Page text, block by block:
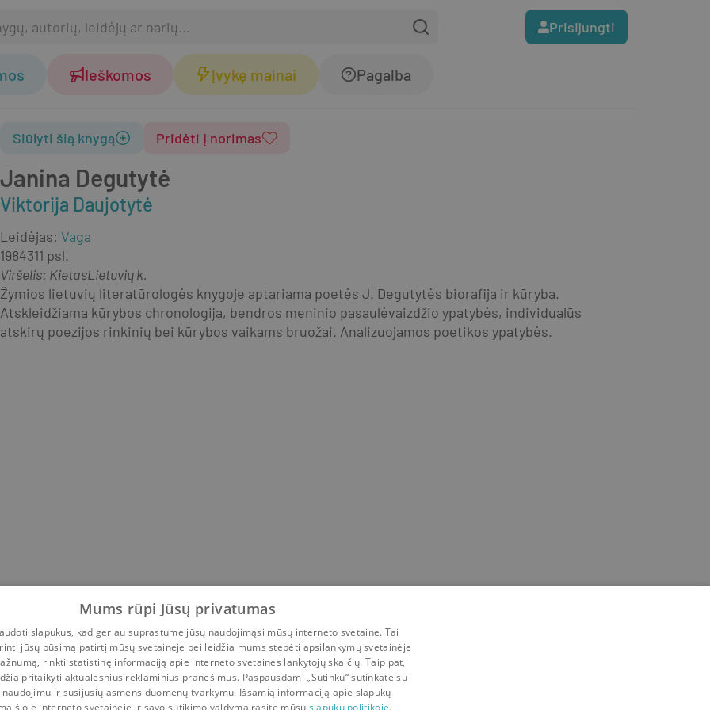
Prisijungti
Ieškomos Įvykę mainai Pagalba
Janina Degutytė
Viktorija Daujotytė
Siūlyti šią knygą Pridėti į norimas
Leidėjas: Vaga
1984311 psl.
Viršelis: KietasLietuvių k.
Žymios lietuvių literatūrologės knygoje aptariama poetės J. Degutytės biorafija ir kūryba.
Atskleidžiama kūrybos chronologija, bendros meninio pasaulėvaizdžio ypatybės, individualūs
atskirų poezijos rinkinių bei kūrybos vaikams bruožai. Analizuojamos poetikos ypatybės.
Mums rūpi Jūsų privatumas
slapukus, kad geriau suprastume jūsų naudojimąsi mūsų interneto svetaine. Tai
jūsų būsimą patirtį mūsų svetainėje bei leidžia mums stebėti apsilankymų svetainėje
rinkti statistinę informaciją apie interneto svetainės lankytojų skaičių. Taip pat,
pritaikyti aktualesnius reklaminius pranešimus. Paspausdami „Sutinku“ sutinkate su
ir susijusių asmens duomenų tvarkymu. Išsamią informaciją apie slapukų
šioje interneto svetainėje ir savo sutikimo valdymą rasite mūsų slapukų politikoje.